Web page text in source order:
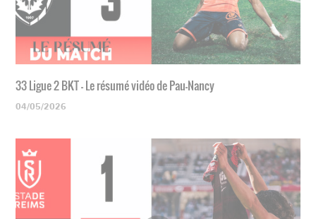
33 Ligue 2 BKT - Le résumé vidéo de Pau-Nancy
04/05/2026